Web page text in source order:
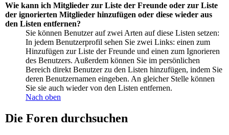
Wie kann ich Mitglieder zur Liste der Freunde oder zur Liste
der ignorierten Mitglieder hinzufügen oder diese wieder aus
den Listen entfernen?
Sie können Benutzer auf zwei Arten auf diese Listen setzen:
In jedem Benutzerprofil sehen Sie zwei Links: einen zum
Hinzufügen zur Liste der Freunde und einen zum Ignorieren
des Benutzers. Außerdem können Sie im persönlichen
Bereich direkt Benutzer zu den Listen hinzufügen, indem Sie
deren Benutzernamen eingeben. An gleicher Stelle können
Sie sie auch wieder von den Listen entfernen.
Nach oben
Die Foren durchsuchen